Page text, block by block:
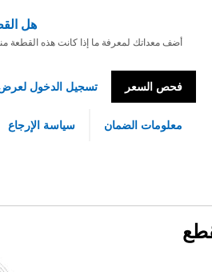
هل
أضف معداتك لمعرفة ما إذا كانت هذه القطعة
فحص السعر تسجيل الدخول
معلومات الضمان سياسة الإرجاع